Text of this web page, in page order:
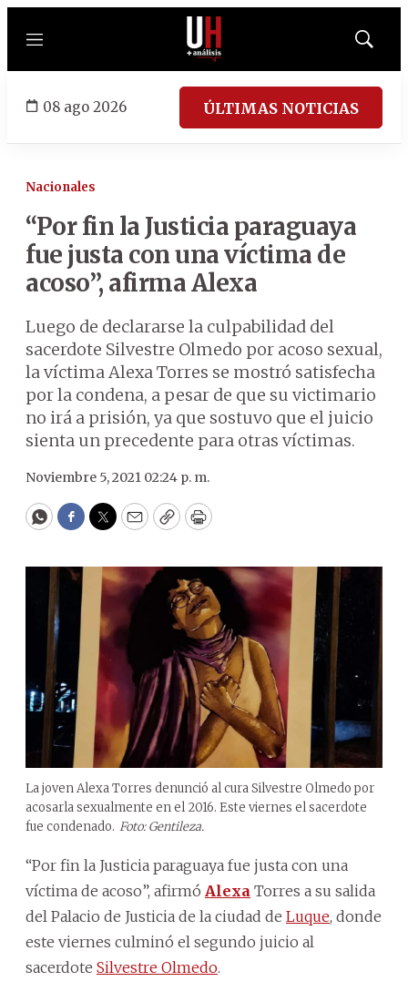
Menú
Mostrar
08 ago 2026 ÚLTIMAS NOTICIAS
Nacionales
“Por fin la Justicia paraguaya
fue justa con una víctima de
acoso”, afirma Alexa
Luego de declararse la culpabilidad del
sacerdote Silvestre Olmedo por acoso sexual,
la víctima Alexa Torres se mostró satisfecha
por la condena, a pesar de que su victimario
no irá a prisión, ya que sostuvo que el juicio
sienta un precedente para otras víctimas.
Noviembre 5, 2021 02:24 p. m.
WhatsApp
Facebook
Twitter
EmailCopyPrint
La joven Alexa Torres denunció al cura Silvestre Olmedo por
acosarla sexualmente en el 2016. Este viernes el sacerdote
fue condenado. Foto: Gentileza.
“Por fin la Justicia paraguaya fue justa con una
víctima de acoso”, afirmó Alexa Torres a su salida
del Palacio de Justicia de la ciudad de Luque, donde
este viernes culminó el segundo juicio al
sacerdote Silvestre Olmedo.